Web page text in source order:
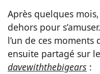
Après quelques
dehors pour
l’un de ces moments
ensuite partagé sur
davewiththebigears :